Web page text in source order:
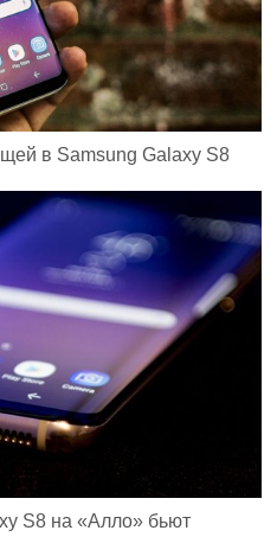
в Samsung Galaxy S8
S8 на «Алло» бьют